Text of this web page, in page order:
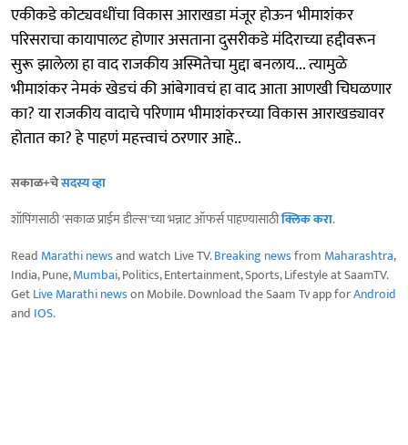
एकीकडे कोट्यवधींचा विकास आराखडा मंजूर होऊन भीमाशंकर
परिसराचा कायापालट होणार असताना दुसरीकडे मंदिराच्या हद्दीवरून
सुरू झालेला हा वाद राजकीय अस्मितेचा मुद्दा बनलाय... त्यामुळे
भीमाशंकर नेमकं खेडचं की आंबेगावचं हा वाद आता आणखी चिघळणार
का? या राजकीय वादाचे परिणाम भीमाशंकरच्या विकास आराखड्यावर
होतात का? हे पाहणं महत्त्वाचं ठरणार आहे..
सकाळ+चेसदस्य व्हा
शॉपिंगसाठी 'सकाळ प्राईम डील्स'च्या भन्नाट ऑफर्स पाहण्यासाठीक्लिक करा.
Read Marathi newsand watch Live TV.Breaking newsfrom Maharashtra,
India, Pune,Mumbai, Politics, Entertainment, Sports, Lifestyle at SaamTV.
GetLive Marathi newson Mobile. Download the Saam Tv app forAndroid
and IOS.